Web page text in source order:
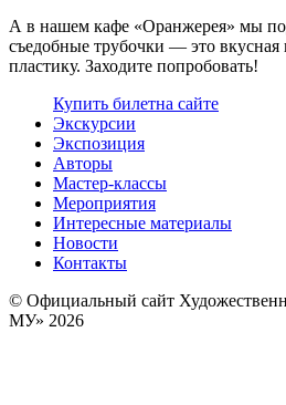
А в нашем кафе «Оранжерея» мы
съедобные трубочки — это вкусная
пластику. Заходите попробовать!
Купить билетна сайте
Экскурсии
Экспозиция
Авторы
Мастер-классы
Мероприятия
Интересные материалы
Новости
Контакты
© Официальный сайт
МУ» 2026